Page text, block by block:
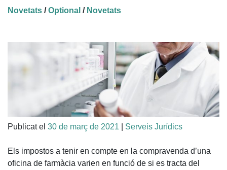
Novetats /Optional / Novetats
Publicat el 30 de març de 2021 Serveis Jurídics
Els impostos a tenir en compte en la compravenda d’una
oficina de farmàcia varien en funció de si es tracta del